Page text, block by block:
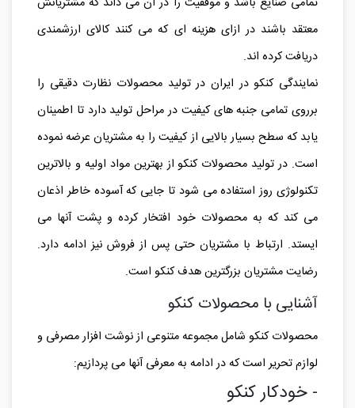
معتقد باشند در ازای هزینه ای که می کنند کالای ارزشمندی
دریافت کرده اند.
نمایندگی کنکو در ایران در تولید محصولات نظارت دقیقی را
برروی تمامی جنبه های کیفیت در مراحل تولید دارد تا اطمینان
یابد که سطح بسیار بالایی از کیفیت را به مشتریان عرضه نموده
است. در تولید محصولات کنکو از بهترین مواد اولیه و بالاترین
تکنولوژی روز استفاده می شود تا جایی که آسوده خاطر اذعان
می کند که به محصولات خود افتخار کرده و پشت آنها می
ایستد. ارتباط با مشتریان حتی پس از فروش نیز ادامه دارد.
رضایت مشتریان بزرگترین هدف کنکو است.
آشنایی با محصولات کنکو
محصولات کنکو شامل مجموعه متنوعی از نوشت افزار مصرفی و
لوازم تحریر است که در ادامه به معرفی آنها می پردازیم:
- خودکار کنکو